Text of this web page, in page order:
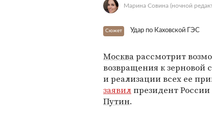
Марина Совина (ночной
Сюжет Удар по Каховской ГЭС
Москварассмотрит
возвращения к зерновой
и реализации всех ее
заявилпрезидент России
Путин.